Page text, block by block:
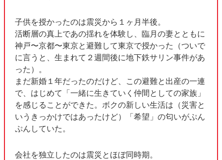
子供を授かったのは震災から１ヶ月半後。
活断層の真上であの揺れを体験し、臨月の妻とともに
神戸〜京都〜東京と避難して東京で授かった（ついで
に言うと、生まれて２週間後に地下鉄サリン事件があ
った）。
まだ新婚１年だったのだけど、この避難と出産の一連
で、はじめて「一緒に生きていく仲間としての家族」
を感じることができた。ボクの新しい生活は（災害と
いうきっかけではあったけど）「希望」の匂いがぷん
ぷんしていた。
会社を独立したのは震災とほぼ同時期。